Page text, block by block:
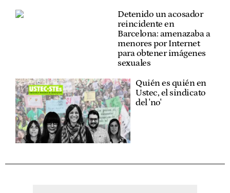
Detenido un acosador
reincidente en
Barcelona: amenazaba a
menores por Internet
para obtener imágenes
sexuales
Quién es quién en
Ustec, el sindicato
del 'no'